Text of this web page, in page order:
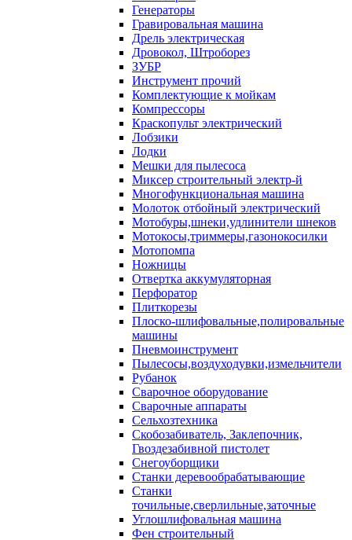
Генераторы
Гравировальная машина
Дрель электрическая
Дровокол, Штроборез
ЗУБР
Инструмент прочий
Комплектующие к мойкам
Компрессоры
Краскопульт электрический
Лобзики
Лодки
Мешки для пылесоса
Миксер строительный электр-й
Многофункциональная машина
Молоток отбойный электрический
Мотобуры,шнеки,удлинители шнеков
Мотокосы,триммеры,газонокосилки
Мотопомпа
Ножницы
Отвертка аккумуляторная
Перфоратор
Плиткорезы
Плоско-шлифовальные,полировальные
машины
Пневмоинструмент
Пылесосы,воздуходувки,измельчители
Рубанок
Сварочное оборудование
Сварочные аппараты
Сельхозтехника
Скобозабиватель, Заклепочник,
Гвоздезабивной пистолет
Снегоуборщики
Станки деревообрабатывающие
Станки
точильные,сверлильные,заточные
Углошлифовальная машина
Фен строительный